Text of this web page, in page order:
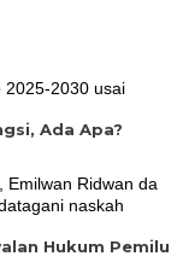
Ada Apa?
Hukum Pemilu